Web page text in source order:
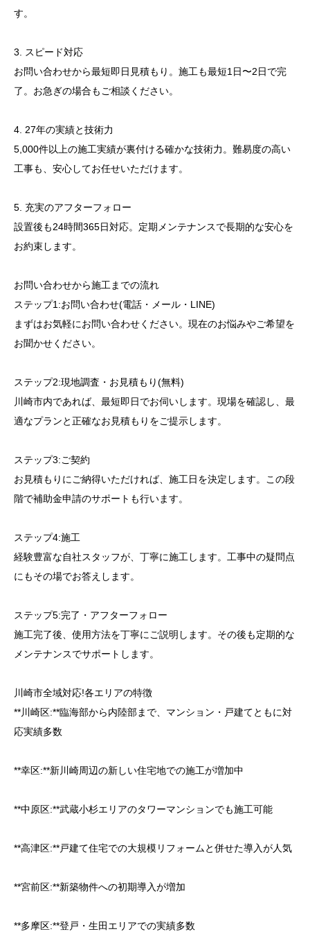
す。
3. スピード対応
お問い合わせから最短即日見積もり。施工も最短1日〜2日で完
了。お急ぎの場合もご相談ください。
4. 27年の実績と技術力
5,000件以上の施工実績が裏付ける確かな技術力。難易度の高い
工事も、安心してお任せいただけます。
5. 充実のアフターフォロー
設置後も24時間365日対応。定期メンテナンスで長期的な安心を
お約束します。
お問い合わせから施工までの流れ
ステップ1:お問い合わせ(電話・メール・LINE)
まずはお気軽にお問い合わせください。現在のお悩みやご希望を
お聞かせください。
ステップ2:現地調査・お見積もり(無料)
川崎市内であれば、最短即日でお伺いします。現場を確認し、最
適なプランと正確なお見積もりをご提示します。
ステップ3:ご契約
お見積もりにご納得いただければ、施工日を決定します。この段
階で補助金申請のサポートも行います。
ステップ4:施工
経験豊富な自社スタッフが、丁寧に施工します。工事中の疑問点
にもその場でお答えします。
ステップ5:完了・アフターフォロー
施工完了後、使用方法を丁寧にご説明します。その後も定期的な
メンテナンスでサポートします。
川崎市全域対応!各エリアの特徴
**川崎区:**臨海部から内陸部まで、マンション・戸建てともに対
応実績多数
**幸区:**新川崎周辺の新しい住宅地での施工が増加中
**中原区:**武蔵小杉エリアのタワーマンションでも施工可能
**高津区:**戸建て住宅での大規模リフォームと併せた導入が人気
**宮前区:**新築物件への初期導入が増加
**多摩区:**登戸・生田エリアでの実績多数